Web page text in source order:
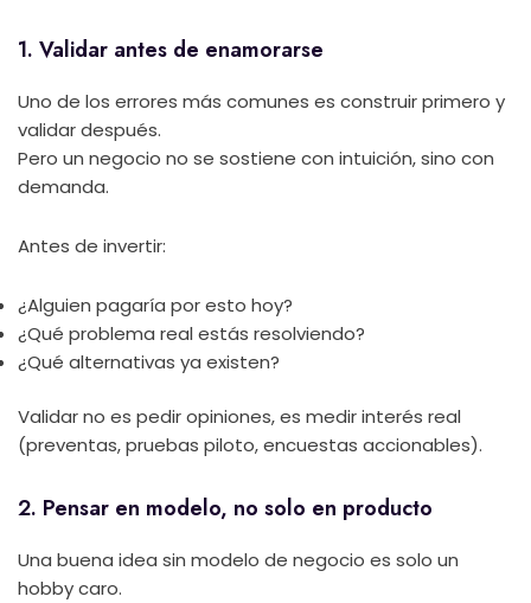
1. Validar antes de enamorarse
Uno de los errores más comunes es construir primero y
validar después.
Pero un negocio no se sostiene con intuición, sino con
demanda.
Antes de invertir:
¿Alguien pagaría por esto hoy?
¿Qué problema real estás resolviendo?
¿Qué alternativas ya existen?
Validar no es pedir opiniones, es medir interés real
(preventas, pruebas piloto, encuestas accionables).
2. Pensar en modelo, no solo en producto
Una buena idea sin modelo de negocio es solo un
hobby caro.